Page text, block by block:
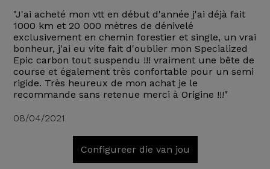
"J'ai acheté mon vtt en début d'année j'ai déjà fait
1000 km et 20 000 mètres de dénivelé
exclusivement en chemin forestier et single, un vrai
bonheur, j'ai eu vite fait d'oublier mon Specialized
Epic carbon tout suspendu !!! vraiment une bête de
course et également très confortable pour un semi
rigide. Très heureux de mon achat je le
recommande sans retenue merci à Origine !!!"
08/04/2021
Configureer die van jou